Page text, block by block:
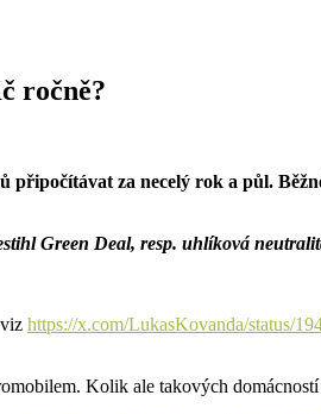
ročně?
za necelý rok a půl.
Green Deal, resp. uhlíková
https://x.com/LukasKovanda/status/
Kolik ale takových